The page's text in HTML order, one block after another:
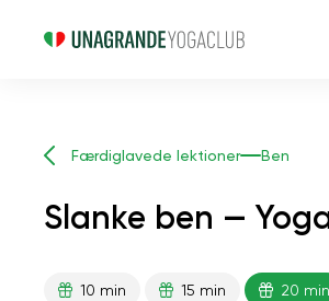
Færdiglavede lektioner Ben
Slanke ben —
10 min 15 min 20 min